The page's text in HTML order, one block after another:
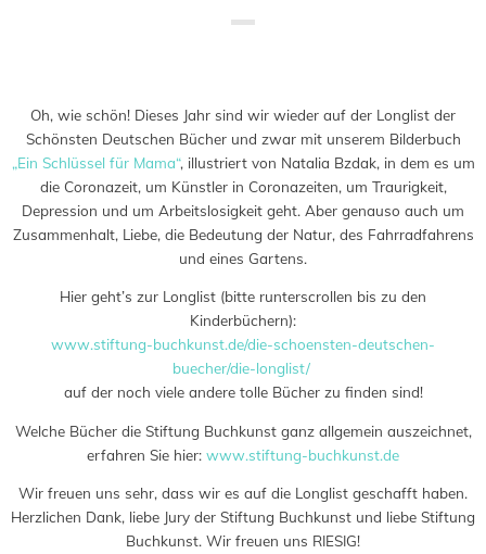
Oh, wie schön! Dieses Jahr sind wir wieder auf der Longlist der
Schönsten Deutschen Bücher und zwar mit unserem Bilderbuch
„Ein Schlüssel für Mama“, illustriert von Natalia Bzdak, in dem es um
die Coronazeit, um Künstler in Coronazeiten, um Traurigkeit,
Depression und um Arbeitslosigkeit geht. Aber genauso auch um
Zusammenhalt, Liebe, die Bedeutung der Natur, des Fahrradfahrens
und eines Gartens.
Hier geht’s zur Longlist (bitte runterscrollen bis zu den
Kinderbüchern):
www.stiftung-buchkunst.de/die-schoensten-deutschen-
buecher/die-longlist/
auf der noch viele andere tolle Bücher zu finden sind!
Welche Bücher die Stiftung Buchkunst ganz allgemein auszeichnet,
erfahren Sie hier: www.stiftung-buchkunst.de
Wir freuen uns sehr, dass wir es auf die Longlist geschafft haben.
Herzlichen Dank, liebe Jury der Stiftung Buchkunst und liebe Stiftung
Buchkunst. Wir freuen uns RIESIG!